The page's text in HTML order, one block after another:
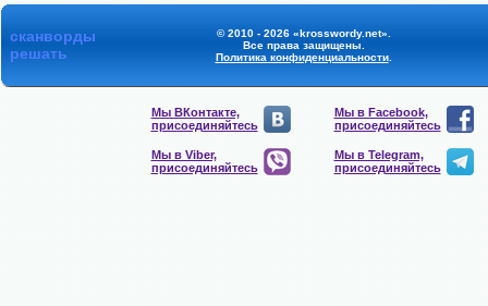
сканворды
решать
© 2010 - 2026 «krosswordy.net».
Все права защищены.
Политика конфиденциальности.
Мы ВКонтакте,
присоединяйтесь
Мы в Facebook,
присоединяйтесь
Мы в Viber,
присоединяйтесь
Мы в Telegram,
присоединяйтесь